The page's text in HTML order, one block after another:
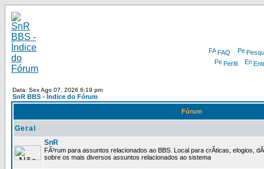
FAQ
Perfil
Data: Sex Ago 07, 2026 6:19 pm
SnR BBS - Índice do Fórum
Fórum
Geral
SnR
FÃ³rum para assuntos relacionados ao BBS. Local para crÃ­ticas, elogios,
sobre os mais diversos assuntos relacionados ao sistema